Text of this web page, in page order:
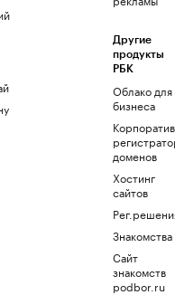
Другие
продукты
РБК
Облако для
бизнеса
доменов
Хостинг
сайтов
Знакомства
Сайт
знакомств
podbor.ru